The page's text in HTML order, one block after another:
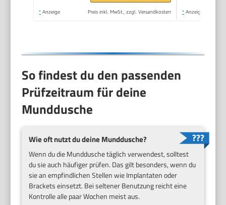
* Anzeige Preis inkl. MwSt., zzgl. Versandkosten * Anzeige
So findest du den passenden
Prüfzeitraum für deine
Munddusche
Wie oft nutzt du deine Munddusche?
Wenn du die Munddusche täglich verwendest, solltest
du sie auch häufiger prüfen. Das gilt besonders, wenn du
sie an empfindlichen Stellen wie Implantaten oder
Brackets einsetzt. Bei seltener Benutzung reicht eine
Kontrolle alle paar Wochen meist aus.